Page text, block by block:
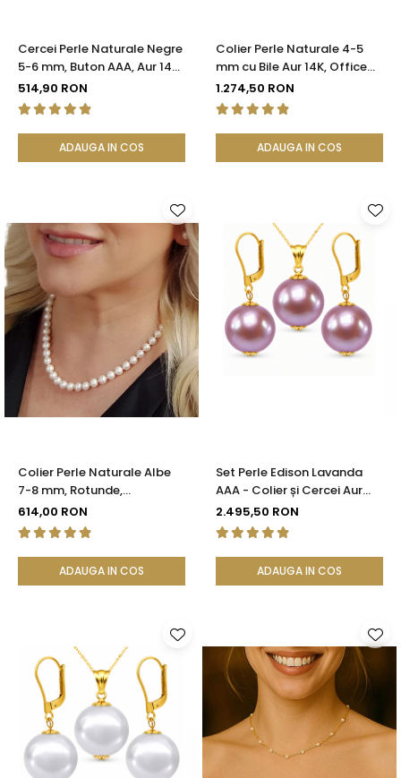
Cercei Perle Naturale Negre
5-6 mm, Buton AAA, Aur 14K
(aur 585), Tip Șurub |
KASKADDA®
514,90 RON
ADAUGA IN COS
Colier Perle Naturale 4-5
mm cu Bile Aur 14K, Office
Elegant | KASKADDA®
1.274,50 RON
ADAUGA IN COS
Colier Perle Naturale Albe
7-8 mm, Rotunde,
Închizătoare Argint 925 |
KASKADDA®
614,00 RON
ADAUGA IN COS
Set Perle Edison Lavanda
AAA - Colier și Cercei Aur
Galben 14K, Perle Naturale
11,5-12 mm| KASKADDA®
2.495,50 RON
ADAUGA IN COS